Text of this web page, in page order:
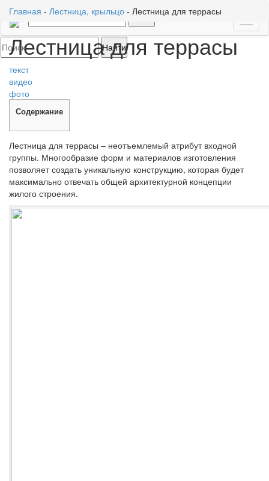
Главная - Лестница, крыльцо - Лестница для террасы
Лестница для террасы
текст
видео
фото
Содержание
Лестница для террасы – неотъемлемый атрибут входной
группы. Многообразие форм и материалов изготовления
позволяет создать уникальную конструкцию, которая будет
максимально отвечать общей архитектурной концепции
жилого строения.